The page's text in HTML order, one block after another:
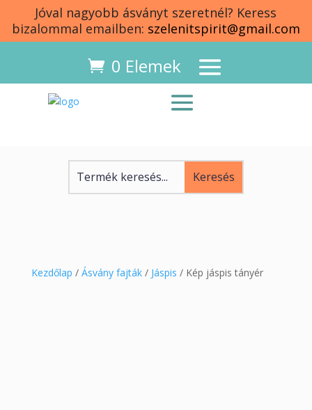
Jóval nagyobb ásványt szeretnél? Keress
bizalommal emailben: szelenitspirit@gmail.com
0 Elemek
Kezdőlap / Ásvány fajták/ Jáspis / Kép jáspis tányér